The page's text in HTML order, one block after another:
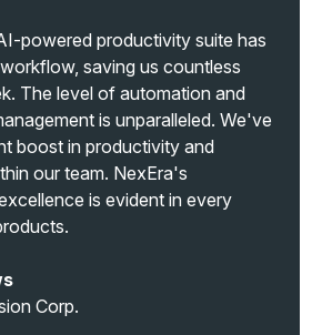
powered productivity suite has
saving us countless
The level of automation and
is unparalleled. We've
boost in productivity and
our team. NexEra's
is evident in every
Corp.